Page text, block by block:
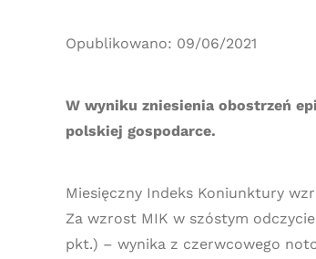
Opublikowano: 09/06/2021
W wyniku zniesienia obostrzeń
polskiej gospodarce.
Miesięczny Indeks Koniunktury
Za wzrost MIK w szóstym
pkt.) – wynika z czerwcowego